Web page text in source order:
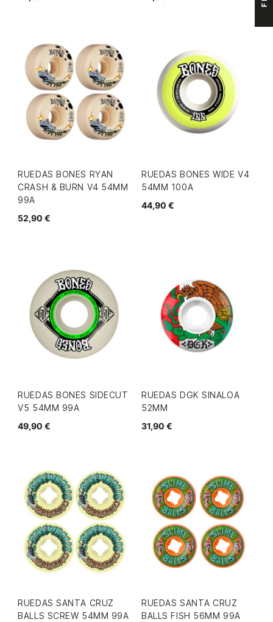
RUEDAS BONES RYAN
CRASH & BURN V4 54MM
99A
52,90 €
RUEDAS BONES WIDE V4
54MM 100A
44,90 €
RUEDAS BONES SIDECUT
V5 54MM 99A
49,90 €
RUEDAS DGK SINALOA
52MM
31,90 €
RUEDAS SANTA CRUZ
BALLS SCREW 54MM 99A
RUEDAS SANTA CRUZ
BALLS FISH 56MM 99A